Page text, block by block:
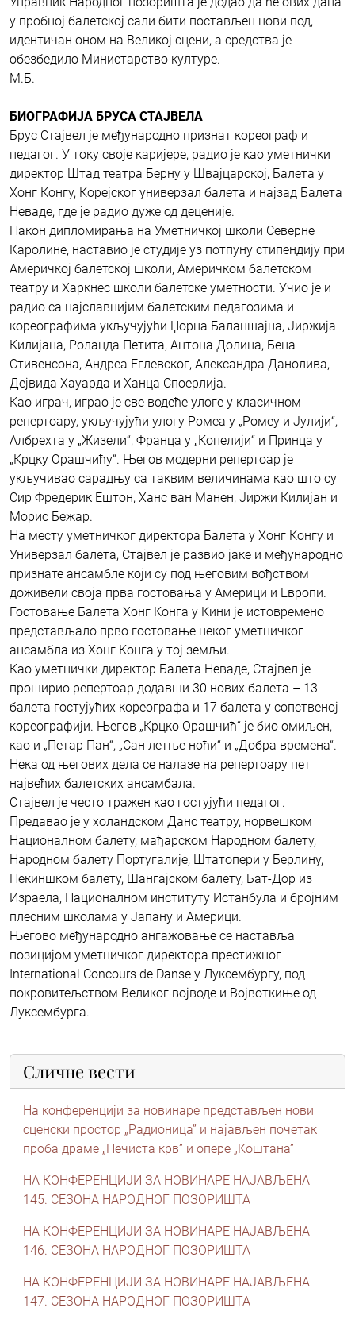
у пробној балетској сали бити постављен нови под,
идентичан оном на Великој сцени, а средства је
обезбедило Министарство културе.
М.Б.
БИОГРАФИЈА БРУСА СТАЈВЕЛА
Брус Стајвел је међународно признат кореограф и
педагог. У току своје каријере, радио је као уметнички
директор Штад театра Берну у Швајцарској, Балета у
Хонг Конгу, Корејског универзал балета и најзад Балета
Неваде, где је радио дуже од деценије.
Након дипломирања на Уметничкој школи Северне
Каролине, наставио је студије уз потпуну стипендију при
Америчкој балетској школи, Америчком балетском
театру и Харкнес школи балетске уметности. Учио је и
радио са најславнијим балетским педагозима и
кореографима укључујући Џорџа Баланшајна, Јиржија
Килијана, Роланда Петита, Антона Долина, Бена
Стивенсона, Андреа Еглевског, Александра Данолива,
Дејвида Хауарда и Ханца Споерлија.
Као играч, играо је све водеће улоге у класичном
репертоару, укључујући улогу Ромеа у „Ромеу и Јулији“,
Албрехта у „Жизели“, Франца у „Копелији“ и Принца у
„Крцку Орашчићу“. Његов модерни репертоар је
укључивао сарадњу са таквим величинама као што су
Сир Фредерик Ештон, Ханс ван Манен, Јиржи Килијан и
Морис Бежар.
На месту уметничког директора Балета у Хонг Конгу и
Универзал балета, Стајвел је развио јаке и међународно
признате ансамбле који су под његовим вођством
доживели своја прва гостовања у Америци и Европи.
Гостовање Балета Хонг Конга у Кини је истовремено
представљало прво гостовање неког уметничког
ансамбла из Хонг Конга у тој земљи.
Као уметнички директор Балета Неваде, Стајвел је
проширио репертоар додавши 30 нових балета – 13
балета гостујућих кореографа и 17 балета у сопственој
кореографији. Његов „Крцко Орашчић“ је био омиљен,
као и „Петар Пан“, „Сан летње ноћи“ и „Добра времена“.
Нека од његових дела се налазе на репертоару пет
највећих балетских ансамбала.
Стајвел је често тражен као гостујући педагог.
Предавао је у холандском Данс театру, норвешком
Националном балету, мађарском Народном балету,
Народном балету Португалије, Штатопери у Берлину,
Пекиншком балету, Шангајском балету, Бат-Дор из
Израела, Националном институту Истанбула и бројним
плесним школама у Јапану и Америци.
Његово међународно ангажовање се наставља
позицијом уметничког директора престижног
International Concours de Danse у Луксембургу, под
покровитељством Великог војводе и Војвоткиње од
Луксембурга.
Сличне вести
На конференцији за новинаре представљен нови
сценски простор „Радионица” и најављен почетак
проба драме „Нечиста крв” и опере „Коштана”
НА КОНФЕРЕНЦИЈИ ЗА НОВИНАРЕ НАЈАВЉЕНА
145. СЕЗОНА НАРОДНОГ ПОЗОРИШТА
НА КОНФЕРЕНЦИЈИ ЗА НОВИНАРЕ НАЈАВЉЕНА
146. СЕЗОНА НАРОДНОГ ПОЗОРИШТА
НА КОНФЕРЕНЦИЈИ ЗА НОВИНАРЕ НАЈАВЉЕНА
147. СЕЗОНА НАРОДНОГ ПОЗОРИШТА